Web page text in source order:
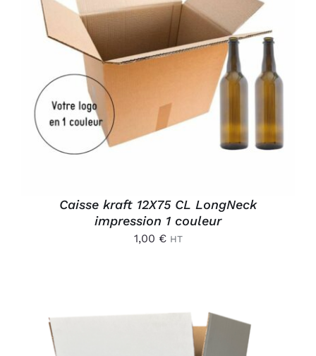
AJOUTER AU PANIER
DÉTAILS
Caisse kraft 12X75 CL LongNeck
impression 1 couleur
1,00 € HT